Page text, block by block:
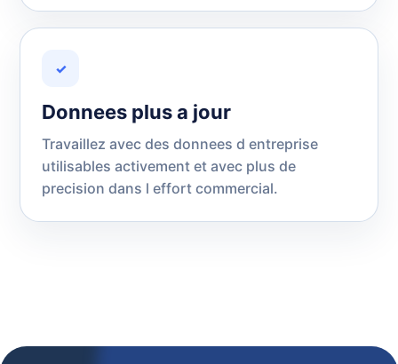
✓
Donnees plus a jour
Travaillez avec des donnees d entreprise
utilisables activement et avec plus de
precision dans l effort commercial.